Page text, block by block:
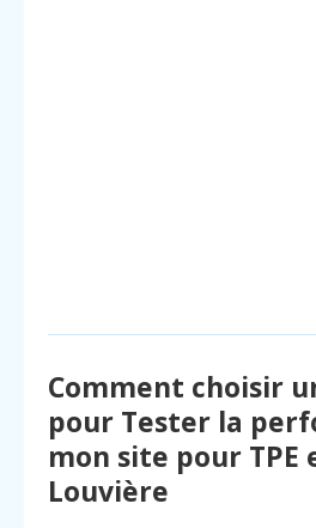
Comment choisir
pour Tester la
mon site pour TPE
Louvière